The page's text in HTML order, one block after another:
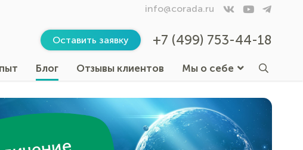
info@corada.ru
Оставить заявку +7 (499) 753-44-18
Блог Отзывы клиентов Мы о себе